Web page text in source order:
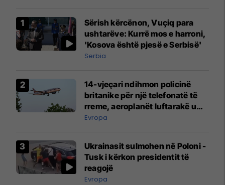
Sërish kërcënon, Vuçiq para
ushtarëve: Kurrë mos e harroni,
'Kosova është pjesë e Serbisë'
Serbia
14-vjeçari ndihmon policinë
britanike për një telefonatë të
rreme, aeroplanët luftarakë u
ngritën në ajër për të
Mançesterit
Evropa
Ukrainasit sulmohen në Poloni -
Tusk i kërkon presidentit të
reagojë
Evropa